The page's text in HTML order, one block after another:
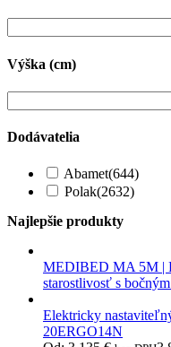
Výška (cm)
Dodávatelia
Abamet(644)
Polak(2632)
Najlepšie produkty
MEDIBED MA 5M |
starostlivosť s
Elektricky
20ERGO14N